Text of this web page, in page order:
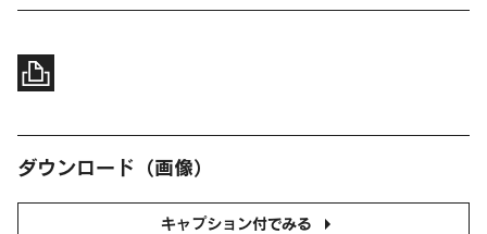
ダウンロード（画像）
キャプション付でみる